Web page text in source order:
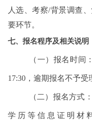
人选、考察/背景调查
要环节。
七、报名程序及相关说明
（一）报名时间
17:30，逾期报名不予受
（二）报名方式
学历等信息证明材